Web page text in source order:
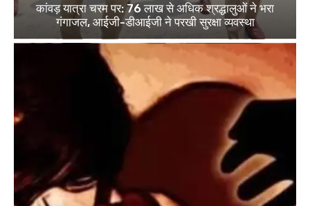
कांवड़ यात्रा चरम पर: 76 लाख से अधिक श्रद्धालुओं ने भरा
गंगाजल, आईजी-डीआईजी ने परखी सुरक्षा व्यवस्था